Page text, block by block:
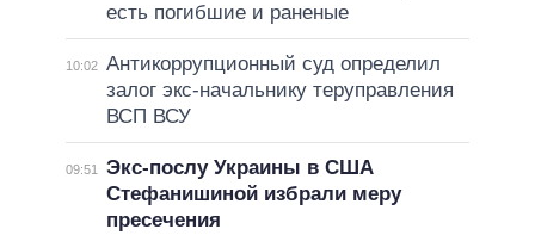
есть погибшие и раненые
10:02 Антикоррупционный суд определил
залог экс-начальнику теруправления
ВСП ВСУ
09:51
Экс-послу Украины в США
Стефанишиной избрали меру
пресечения